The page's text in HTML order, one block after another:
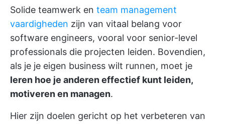
Solide teamwerk en team management
vaardigheden zijn van vitaal belang voor
software engineers, vooral voor senior-level
professionals die projecten leiden. Bovendien,
als je je eigen business wilt runnen, moet je
leren hoe je anderen effectief kunt leiden,
motiveren en managen.
Hier zijn doelen gericht op het verbeteren van